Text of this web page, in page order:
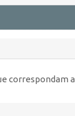
correspondam a